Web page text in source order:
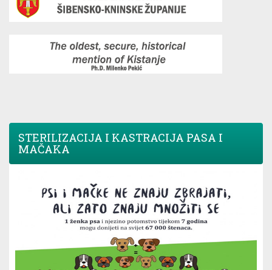
STERILIZACIJA I KASTRACIJA PASA I
MAČAKA